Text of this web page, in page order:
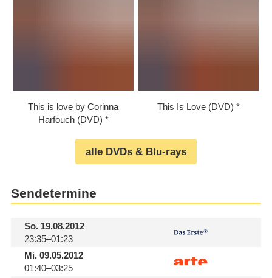
This is love by Corinna
Harfouch (DVD)
This Is Love (DVD)
alle DVDs & Blu-rays
Sendetermine
So.19.08.2012
23:35–01:23
Mi.09.05.2012
01:40–03:25